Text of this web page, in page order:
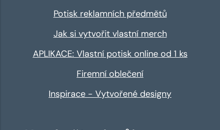
Potisk reklamních předmětů
Jak si vytvořit vlastní merch
APLIKACE: Vlastní potisk online od 1 ks
Firemní oblečení
Inspirace - Vytvořené designy